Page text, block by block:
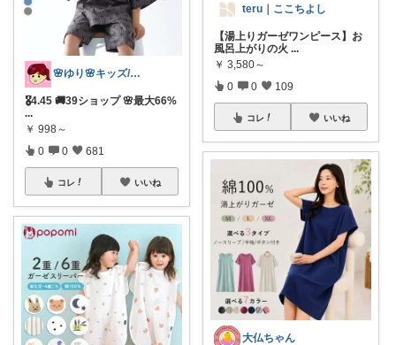
🌸ゆり🌸キッズ/ベビー/スイーツ/猫
🎖️4.45 🚚39ショップ 🌸最大66%
...
￥ 998～
0 0 681
コレ いいね
teru｜ここちよし
【湯上りガーゼワンピース】お
風呂上がりの火 ...
￥ 3,580～
0 0 109
コレ いいね
大仏ちゃん